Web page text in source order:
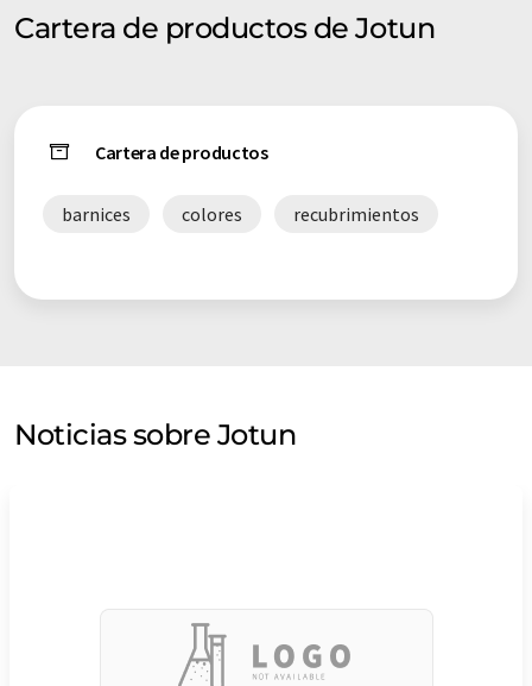
Cartera de productos de Jotun
Cartera de productos
barnices colores recubrimientos
Noticias sobre Jotun